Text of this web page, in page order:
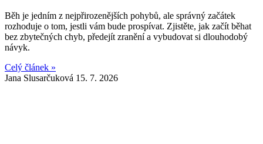
Běh je jedním z nejpřirozenějších pohybů, ale správný začátek
rozhoduje o tom, jestli vám bude prospívat. Zjistěte, jak začít běhat
bez zbytečných chyb, předejít zranění a vybudovat si dlouhodobý
návyk.
Celý článek »
Jana Slusarčuková 15. 7. 2026